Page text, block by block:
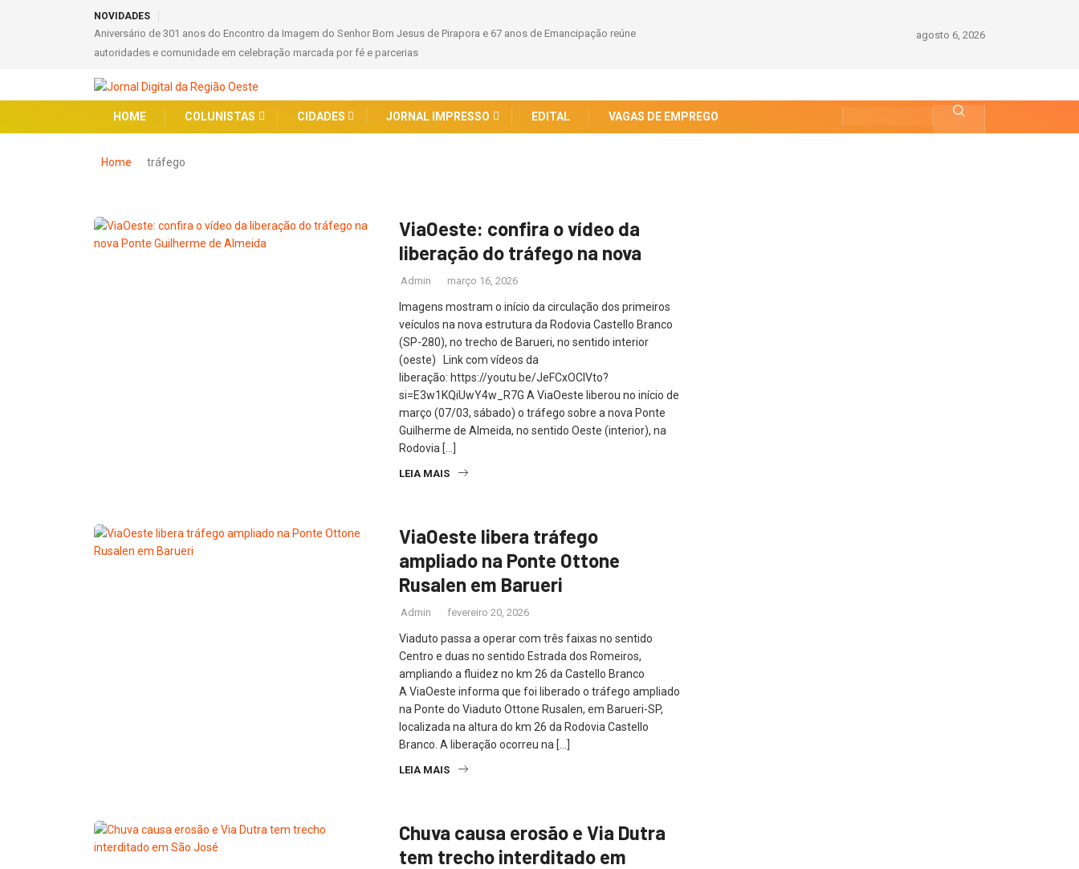
NOVIDADES
Aniversário de 301 anos do Encontro da Imagem do Senhor Bom Jesus de Pirapora e 67 anos de Emancipação reúne
autoridades e comunidade em celebração marcada por fé e parcerias
agosto 6, 2026
HOME COLUNISTAS CIDADES JORNAL IMPRESSO EDITAL VAGAS DE EMPREGO
Home tráfego
ViaOeste: confira o vídeo da
liberação do tráfego na nova
Admin março 16, 2026
Imagens mostram o início da circulação dos primeiros
veículos na nova estrutura da Rodovia Castello Branco
(SP-280), no trecho de Barueri, no sentido interior
(oeste) Link com vídeos da
liberação: https://youtu.be/JeFCxOClVto?
si=E3w1KQiUwY4w_R7G A ViaOeste liberou no início de
março (07/03, sábado) o tráfego sobre a nova Ponte
Guilherme de Almeida, no sentido Oeste (interior), na
Rodovia […]
LEIA MAIS
ViaOeste libera tráfego
ampliado na Ponte Ottone
Rusalen em Barueri
Admin fevereiro 20, 2026
Viaduto passa a operar com três faixas no sentido
Centro e duas no sentido Estrada dos Romeiros,
ampliando a fluidez no km 26 da Castello Branco
A ViaOeste informa que foi liberado o tráfego ampliado
na Ponte do Viaduto Ottone Rusalen, em Barueri-SP,
localizada na altura do km 26 da Rodovia Castello
Branco. A liberação ocorreu na […]
LEIA MAIS
Chuva causa erosão e Via Dutra
tem trecho interditado em